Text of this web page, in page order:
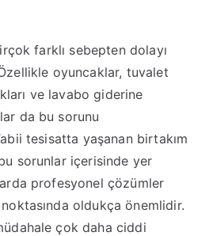
farklı sebepten dolayı
oyuncaklar, tuvalet
ve lavabo giderine
da bu sorunu
tesisatta yaşanan birtakım
sorunlar içerisinde yer
profesyonel çözümler
oldukça önemlidir.
çok daha ciddi